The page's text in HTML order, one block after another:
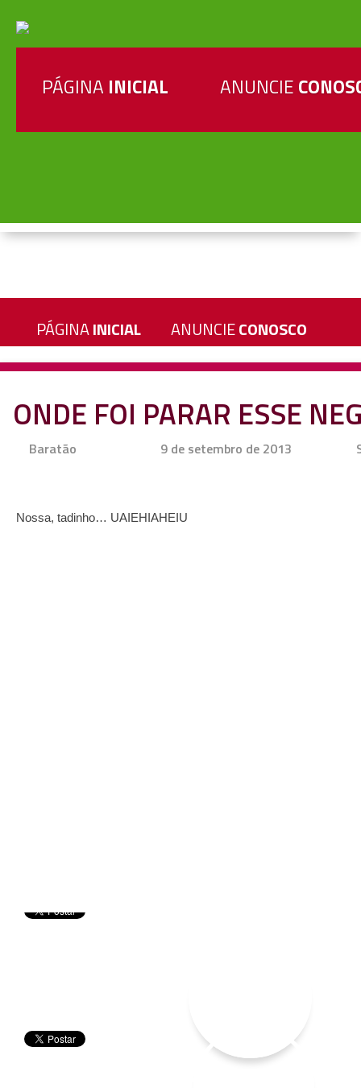
PÁGINA INICIAL ANUNCIE
PÁGINAINICIAL ANUNCIECONOSCO
ONDE FOI PARAR ESSE
Baratão 9 de setembro de 2013
Nossa, tadinho… UAIEHIAHEIU